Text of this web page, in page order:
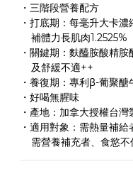
・三階段營養配方
・打底期：每毫升大卡濃
    補體力長肌肉1.2525%
・關鍵期：麩醯胺酸精
    及舒緩不適++
・養復期：專利β-葡聚
・好喝無腥味
・產地：加拿大授權台灣
・適用對象：需熱量補給
需營養補充者、食慾